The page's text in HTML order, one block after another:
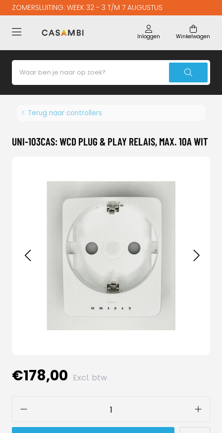
ZOMERSLUITING: WEEK 32 - 3 T/M 7 AUGUSTUS
Inloggen Winkelwagen
Terug naar controllers
UNI-103CAS: WCD PLUG & PLAY RELAIS, MAX. 10A WIT
€178,00 Excl. btw